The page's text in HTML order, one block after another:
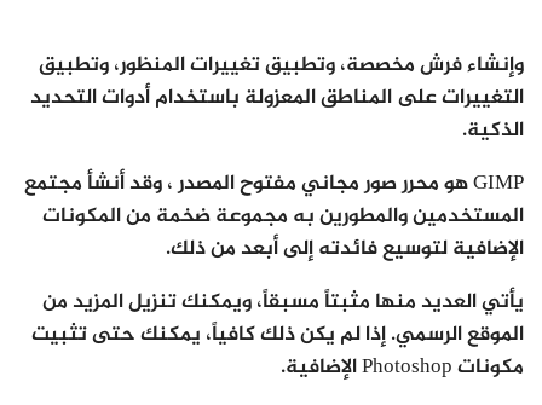
وإنشاء فرش مخصصة، وتطبيق تغييرات المنظور، وتطبيق
التغييرات على المناطق المعزولة باستخدام أدوات التحديد
الذكية.
GIMP هو محرر صور مجاني مفتوح المصدر ، وقد أنشأ مجتمع
المستخدمين والمطورين به مجموعة ضخمة من المكونات
الإضافية لتوسيع فائدته إلى أبعد من ذلك.
يأتي العديد منها مثبتاً مسبقاً، ويمكنك تنزيل المزيد من
الموقع الرسمي. إذا لم يكن ذلك كافياً، يمكنك حتى تثبيت
مكونات Photoshop الإضافية.